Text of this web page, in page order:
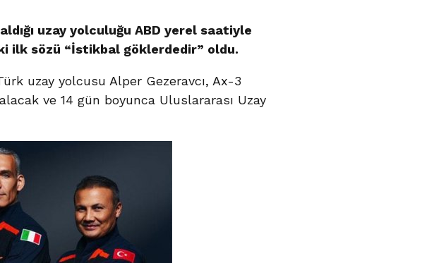
uzay yolculuğu ABD yerel saatiyle
ilk sözü “İstikbal göklerdedir” oldu.
uzay yolcusu Alper Gezeravcı, Ax-3
ve 14 gün boyunca Uluslararası Uzay